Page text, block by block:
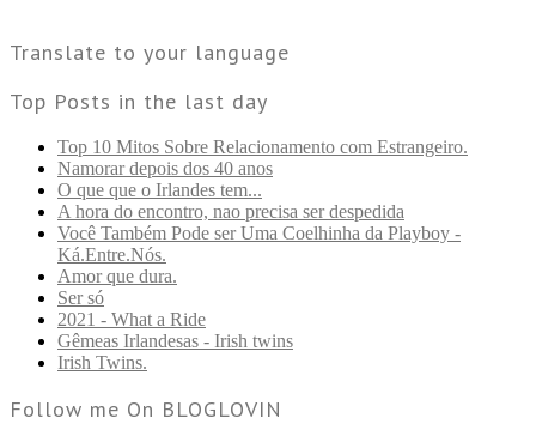
Translate to your language
Top Posts in the last day
Top 10 Mitos Sobre Relacionamento com Estrangeiro.
Namorar depois dos 40 anos
O que que o Irlandes tem...
A hora do encontro, nao precisa ser despedida
Você Também Pode ser Uma Coelhinha da Playboy -
Ká.Entre.Nós.
Amor que dura.
Ser só
2021 - What a Ride
Gêmeas Irlandesas - Irish twins
Irish Twins.
Follow me On BLOGLOVIN